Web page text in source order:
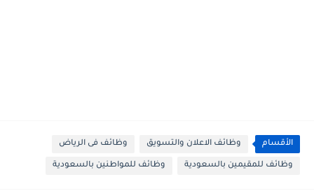
الأقسام وظائف الاعلان والتسويق وظائف فى الرياض
وظائف للمقيمين بالسعودية وظائف للمواطنين بالسعودية